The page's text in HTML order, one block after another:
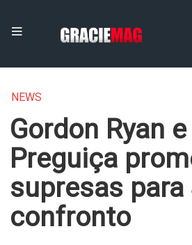
NEWS
Gordon Ryan
Preguiça
supresas para
confronto